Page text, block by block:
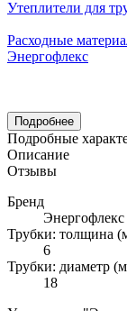
Утеплители для
Расходные
Энергофлекс
Подробнее
Подробные
Описание
Отзывы
Бренд
Энергофлекс
Трубки: толщина
6
Трубки: диаметр
18